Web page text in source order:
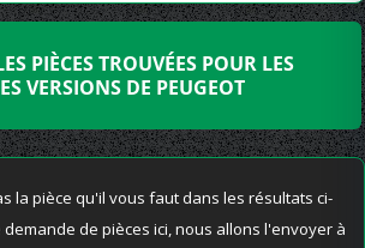
PIÈCES TROUVÉES POUR LES
VERSIONS DE PEUGEOT
la pièce qu'il vous faut dans les résultats ci-
demande de pièces ici, nous allons l'envoyer à